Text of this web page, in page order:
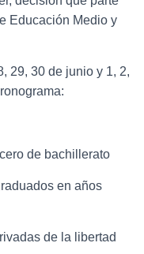
Educación Medio y
29, 30 de junio y 1, 2,
de bachillerato
en años
de la libertad